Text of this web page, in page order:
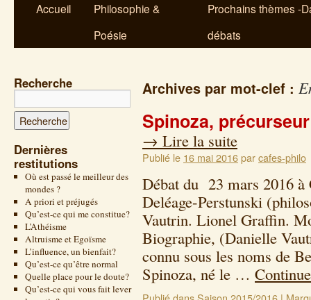
Accueil
Philosophie &
Poésie
Prochains thèmes -
débats
Recherche
Dernières
restitutions
Où est passé le meilleur des
mondes ?
A priori et préjugés
Qu’est-ce qui me constitue?
L’Athéisme
Altruisme et Egoïsme
L’influence, un bienfait?
Qu’est-ce qu’être normal
Quelle place pour le doute?
Qu’est-ce qui vous fait lever
Archives par mot-clef :
Spinoza,
→ Lire la suite
Publié le 16 mai 2016parcafes-philo
Débat du 23 mars 2016
Deléage-Perstunski
Vautrin. Lionel Graffin.
Biographie, (Danielle
connu sous les noms de
Spinoza, né le …